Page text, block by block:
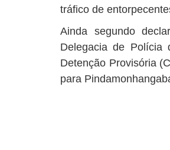
tráfico de
Ainda segundo
Delegacia de Polícia
Detenção Provisória
para